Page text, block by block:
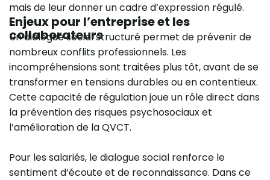
mais de leur donner un cadre d’expression régulé.
Enjeux pour l’entreprise et les
collaborateurs
Un dialogue social structuré permet de prévenir de
nombreux conflits professionnels. Les
incompréhensions sont traitées plus tôt, avant de se
transformer en tensions durables ou en contentieux.
Cette capacité de régulation joue un rôle direct dans
la prévention des risques psychosociaux et
l’amélioration de la QVCT.
Pour les salariés, le dialogue social renforce le
sentiment d’écoute et de reconnaissance. Dans ce